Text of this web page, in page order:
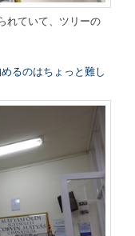
れていて、ツリーの
るのはちょっと難し